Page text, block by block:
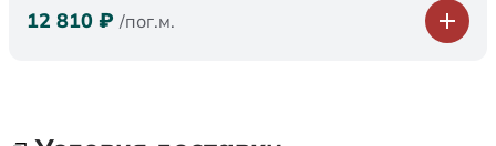
12 810 ₽ /пог.м.